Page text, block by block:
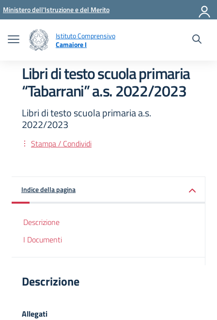
Vai ai contenuti
Vai al menu di navigazione
Vai al footer
Ministero dell'Istruzione e del Merito
Istituto Comprensivo
Camaiore I
Libri di testo scuola primaria
“Tabarrani” a.s. 2022/2023
Libri di testo scuola primaria a.s.
2022/2023
Stampa / Condividi
Indice della pagina
Descrizione
I Documenti
Descrizione
Allegati